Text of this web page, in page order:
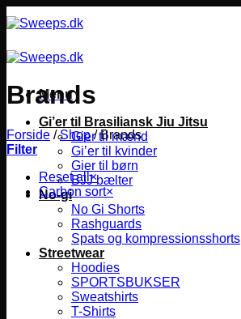
til
Menu
Gi’er til Brasiliansk Jiu Jitsu
Gier til mænd
Gi’er til kvinder
Gier til børn
BJJ bælter
No-gi
No Gi Shorts
Rashguards
Spats og kompressionsshorts
Streetwear
Hoodies
SPORTSBUKSER
Sweatshirts
T-Shirts
Brands
Forside / Shop /Brands
Filter
Reset all×
Carbon sort×